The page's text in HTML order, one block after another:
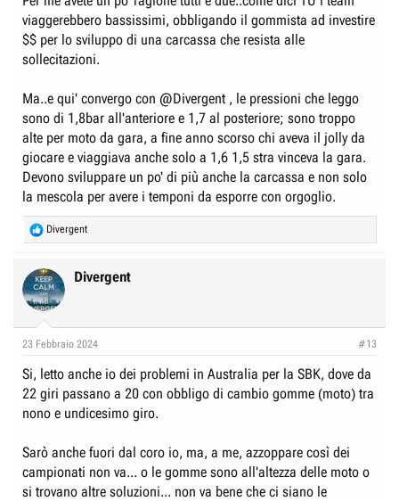
viaggerebbero bassissimi, obbligando il gommista ad investire
$$ per lo sviluppo di una carcassa che resista alle
sollecitazioni.
Ma..e qui' convergo con @Divergent , le pressioni che leggo
sono di 1,8bar all'anteriore e 1,7 al posteriore; sono troppo
alte per moto da gara, a fine anno scorso chi aveva il jolly da
giocare e viaggiava anche solo a 1,6 1,5 stra vinceva la gara.
Devono sviluppare un po' di più anche la carcassa e non solo
la mescola per avere i temponi da esporre con orgoglio.
R
e
c
t
i
s
Divergent
Divergent
23 Febbraio 2024 #13
Si, letto anche io dei problemi in Australia per la SBK, dove da
22 giri passano a 20 con obbligo di cambio gomme (moto) tra
nono e undicesimo giro.
Sarò anche fuori dal coro io, ma, a me, azzoppare così dei
campionati non va... o le gomme sono all'altezza delle moto o
si trovano altre soluzioni... non va bene che ci siano le